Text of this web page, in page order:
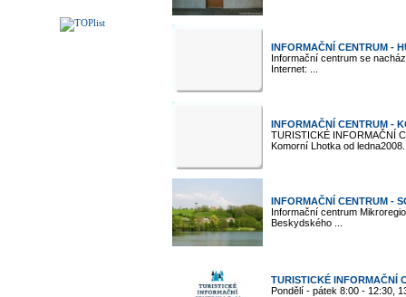
INFORMAČNÍ CENTRUM -
Informační centrum se
Internet: ...
INFORMAČNÍ CENTRUM -
TURISTICKÉ INFORMAČNÍ
Komorní Lhotka od
INFORMAČNÍ CENTRUM -
Informační centrum
Beskydského ...
TURISTICKÉ INFORMAČNÍ
Pondělí - pátek 8:00 - 12:30,